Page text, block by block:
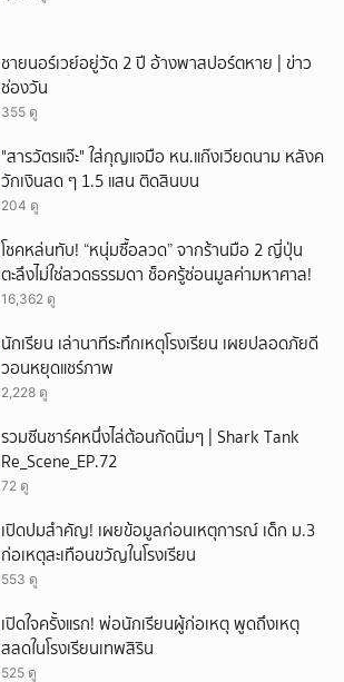
ชายนอร์เวย์อยู่วัด 2 ปี อ้างพาสปอร์ตหาย | ข่าว
ช่องวัน
355 ดู
"สารวัตรแจ๊ะ" ใส่กุญแจมือ หน.แก๊งเวียดนาม หลังค
วักเงินสด ๆ 1.5 แสน ติดสินบน
204 ดู
โชคหล่นทับ! “หนุ่มซื้อลวด” จากร้านมือ 2 ญี่ปุ่น
ตะลึงไม่ใช่ลวดธรรมดา ช็อครู้ซ่อนมูลค่ามหาศาล!
16,362 ดู
นักเรียน เล่านาทีระทึกเหตุโรงเรียน เผยปลอดภัยดี
วอนหยุดแชร์ภาพ
2,228 ดู
รวมซีนชาร์คหนึ่งไล่ต้อนกัดนิ่มๆ | Shark Tank
Re_Scene_EP.72
72 ดู
เปิดปมสำคัญ! เผยข้อมูลก่อนเหตุการณ์ เด็ก ม.3
ก่อเหตุสะเทือนขวัญในโรงเรียน
553 ดู
เปิดใจครั้งแรก! พ่อนักเรียนผู้ก่อเหตุ พูดถึงเหตุ
สลดในโรงเรียนเทพสิริน
525 ดู